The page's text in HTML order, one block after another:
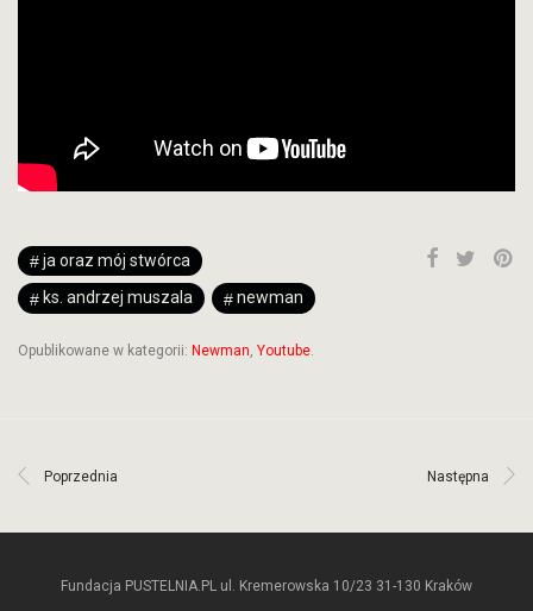
ja oraz mój stwórca
ks. andrzej muszala
newman
Opublikowane w kategorii: Newman Youtube
Poprzednia Następna
Fundacja PUSTELNIA.PL ul. Kremerowska 10/23 31-130 Kraków